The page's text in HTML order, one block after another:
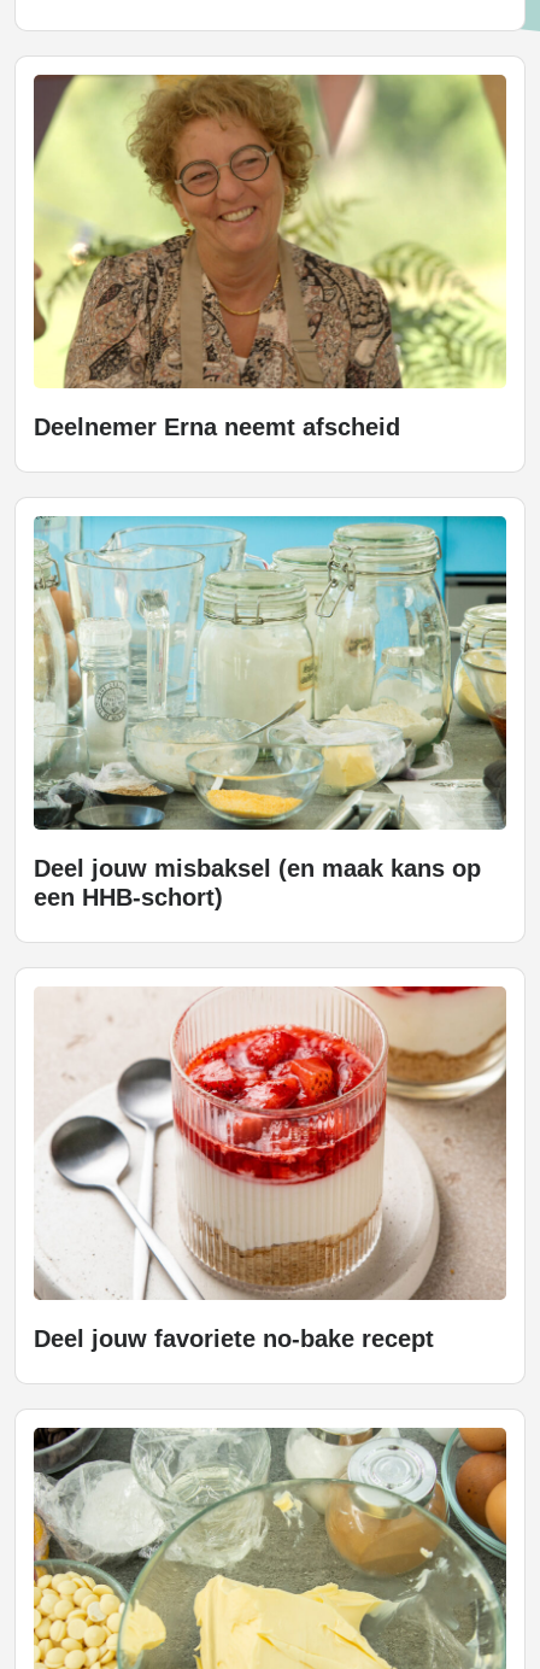
Deelnemer Erna neemt afscheid
Deel jouw misbaksel (en maak kans op
een HHB-schort)
Deel jouw favoriete no-bake recept